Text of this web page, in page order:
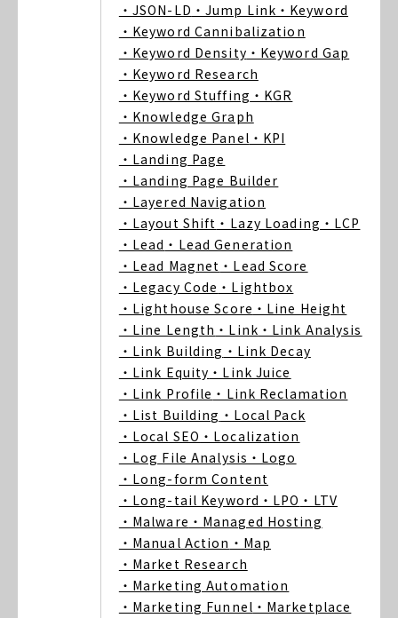
・JSON-LD ・Jump Link ・Keyword
・Keyword Cannibalization
・Keyword Density ・Keyword Gap
・Keyword Research
・Keyword Stuffing ・KGR
・Knowledge Graph
・Knowledge Panel ・KPI
・Landing Page
・Landing Page Builder
・Layered Navigation
・Layout Shift ・Lazy Loading ・LCP
・Lead ・Lead Generation
・Lead Magnet ・Lead Score
・Legacy Code ・Lightbox
・Lighthouse Score ・Line Height
・Line Length ・Link ・Link Analysis
・Link Building ・Link Decay
・Link Equity ・Link Juice
・Link Profile ・Link Reclamation
・List Building ・Local Pack
・Local SEO ・Localization
・Log File Analysis ・Logo
・Long-form Content
・Long-tail Keyword ・LPO ・LTV
・Malware ・Managed Hosting
・Manual Action ・Map
・Market Research
・Marketing Automation
・Marketing Funnel ・Marketplace